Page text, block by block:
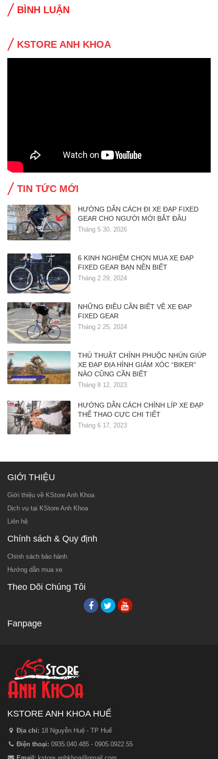
BÌNH LUẬN
KSTORE ANH KHOA
TIN TỨC MỚI
HƯỚNG DẪN CÁCH ĐI XE ĐẠP FIXED
GEAR CHO NGƯỜI MỚI BẮT ĐẦU
Tháng 5 30, 2026
6 KINH NGHIỆM CHỌN MUA XE ĐẠP
FIXED GEAR BẠN NÊN BIẾT
Tháng 2 29, 2024
NHỮNG ĐIỀU CẦN BIẾT VỀ XE ĐẠP
FIXED GEAR
Tháng 2 25, 2024
THỦ THUẬT CHỈNH PHUỘC NHÚN GIÚP
XE ĐẠP ĐỊA HÌNH GIẢM XÓC “BIKER”
NÀO CŨNG CẦN BIẾT
Tháng 8 12, 2023
HƯỚNG DẪN CÁCH CHỈNH LÍP XE ĐẠP
THỂ THAO CỰC CHI TIẾT
Tháng 6 17, 2023
GIỚI THIỆU
Giới thiệu về KStore Anh Khoa
Dịch vụ tại KStore Anh Khoa
Liên hệ
Chính sách & Quy định
Chính sách bảo hành
Hướng dẫn mua xe
Theo Dõi Chúng Tôi
Fanpage
KSTORE ANH KHOA HUẾ
Địa chỉ: 18 Nguyễn Huệ - TP Huế
Điện thoại: 0935.040.485 - 0905.0922.55
Email: kstore.anhkhoa@gmail.com